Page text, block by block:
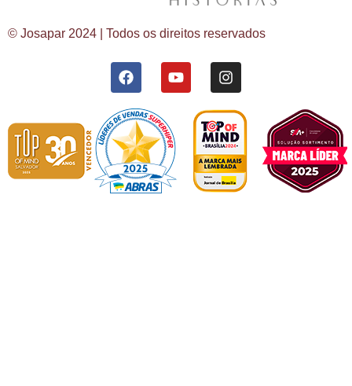
© Josapar 2024 | Todos os direitos reservados